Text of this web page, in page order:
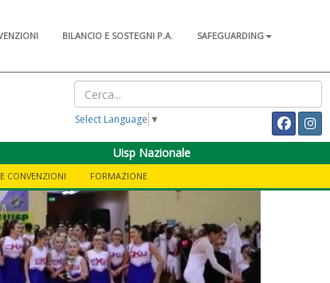
BILANCIO E SOSTEGNI P.A.
SAFEGUARDING
Select Language ▼
Uisp Nazionale
CONVENZIONI FORMAZIONE